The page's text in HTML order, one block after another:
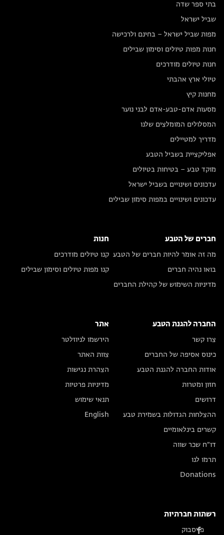
בתי ספר שדה
שביל ישראל
מפות שביל ישראל – בחינם ולרכישה
חנות מפות טיולים וסימון שבילים
חנות טיולים מודרכים
טיולי ארץ אהבתי
מחנות קיץ
מסעות אדם-טבע-אדם לבני נוער
המסלולים המומלצים שלנו
מדריך למטיילים
אפליקציית בשביל הטבע
מוקד טבע – בטיחות בטיולים
עדכונים ושינויים בשביל ישראל
עדכונים ושינויים במפות סימון שבילים
חברים של הטבע
מה זה אומר להיות חברים של הטבע
בואו נהיה חברים
מדיניות השימוש של קהילת החברים
חנות
קנו טיולים מודרכים
קנו מפות טיולים וסימון שבילים
החברה להגנת הטבע
צרו קשר
כינוס אסיפה של החברים
אודות החברה להגנת הטבע
חזון ומטרות
דרושים
ההצלחות הגדולות בשמירת טבע
קשרים בינלאומיים
דו״ח שכר שווה
תרמו לנו
Donations
אתר
הירשמו לניוזלטר
צוות האתר
הצהרת נגישות
מדיניות פרטיות
תנאי שימוש
English
רשתות חברתיות
פייסבוק